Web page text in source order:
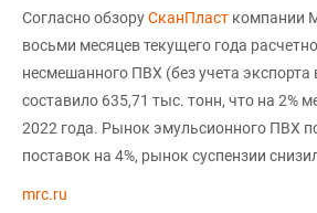
Согласно обзоруСканПласт компании
восьми месяцев текущего года
несмешанного ПВХ (без учета экспорта
составило 635,71 тыс. тонн, что на 2%
2022 года. Рынок эмульсионного ПВХ
поставок на 4%, рынок суспензии
mrc.ru